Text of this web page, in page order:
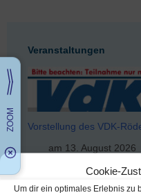
Cookie-
Um dir ein optimales Erlebnis zu
Veranstaltungen
Vorstellung des VDK-
am 13. August 2026
um 15:00 Uhr
im/am Halle